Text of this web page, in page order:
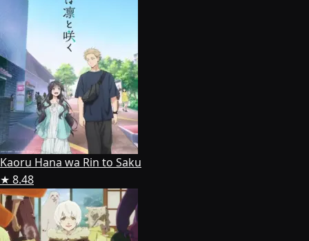
Kaoru Hana wa Rin to Saku
★ 8.48